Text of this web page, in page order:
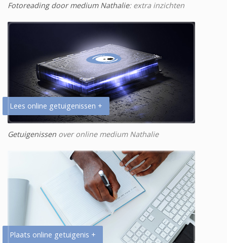
Fotoreading door medium Nathalie: extra inzichten
Lees online getuigenissen +
Getuigenissen over online medium Nathalie
Plaats online getuigenis +